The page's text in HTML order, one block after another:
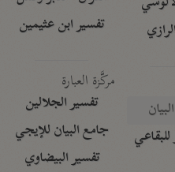
تفسير ابن عثيمين
مركَّزة العبارة
تفسير الجلالين
جامع البيان للإيجي
تفسير البيضاوي